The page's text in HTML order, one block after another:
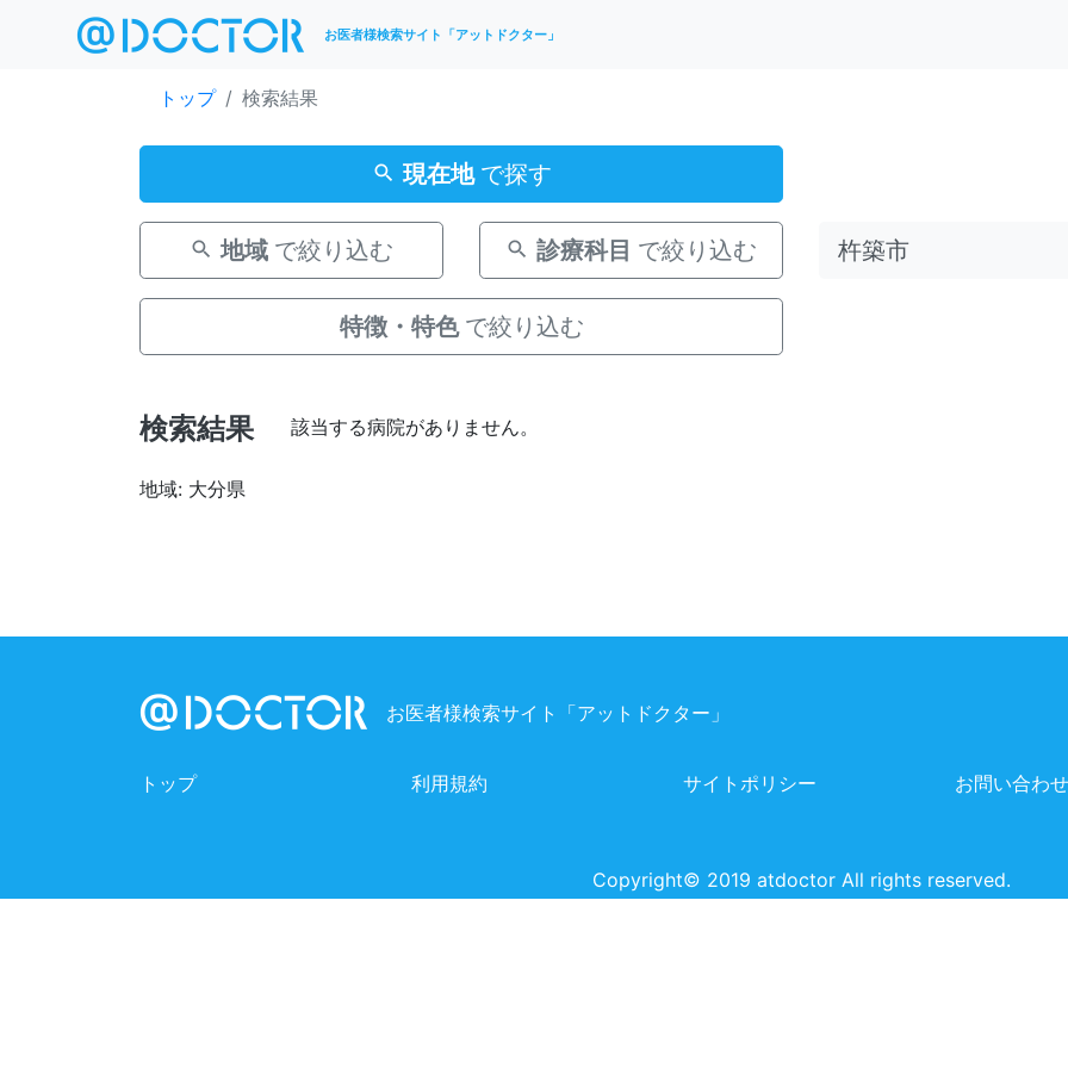
お医者様検索サイト「アットドクター」
トップ 検索結果
現在地 で探す
地域 で絞り込む 診療科目 で絞り込む
特徴・特色 で絞り込む
検索結果 該当する病院がありません。
地域: 大分県
お医者様検索サイト「アットドクター」
トップ 利用規約 サイトポリシー お問い合わせ
Copyright©️ 2019 atdoctor All rights reserved.